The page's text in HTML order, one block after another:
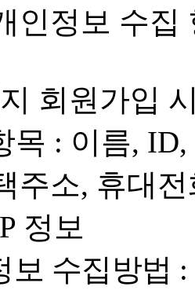
인정보 수집
회원가입
목 : 이름,
주소, 휴대
정보
보 수집방법